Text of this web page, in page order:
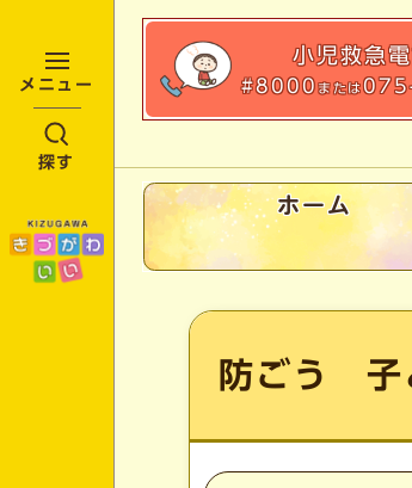
メニュー
探す
小児救急
#8000または
ホーム
ここから本文です
防ごう 子